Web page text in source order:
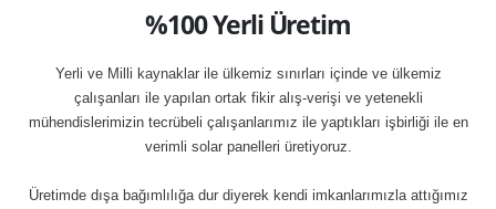
%100 Yerli Üretim
Yerli ve Milli kaynaklar ile ülkemiz sınırları içinde ve ülkemiz
çalışanları ile yapılan ortak fikir alış-verişi ve yetenekli
mühendislerimizin tecrübeli çalışanlarımız ile yaptıkları işbirliği ile en
verimli solar panelleri üretiyoruz.
Üretimde dışa bağımlılığa dur diyerek kendi imkanlarımızla attığımız